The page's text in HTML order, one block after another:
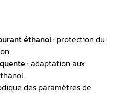
éthanol : protection du
:adaptation aux
des paramètres de